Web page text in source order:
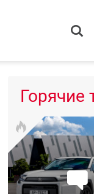
s
Горячие